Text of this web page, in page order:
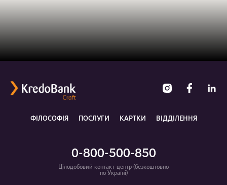
ФІЛОСОФІЯ ПОСЛУГИ КАРТКИ ВІДДІЛЕННЯ
0-800-500-850
Цілодобовий контакт-центр (безкоштовно
по Україні)